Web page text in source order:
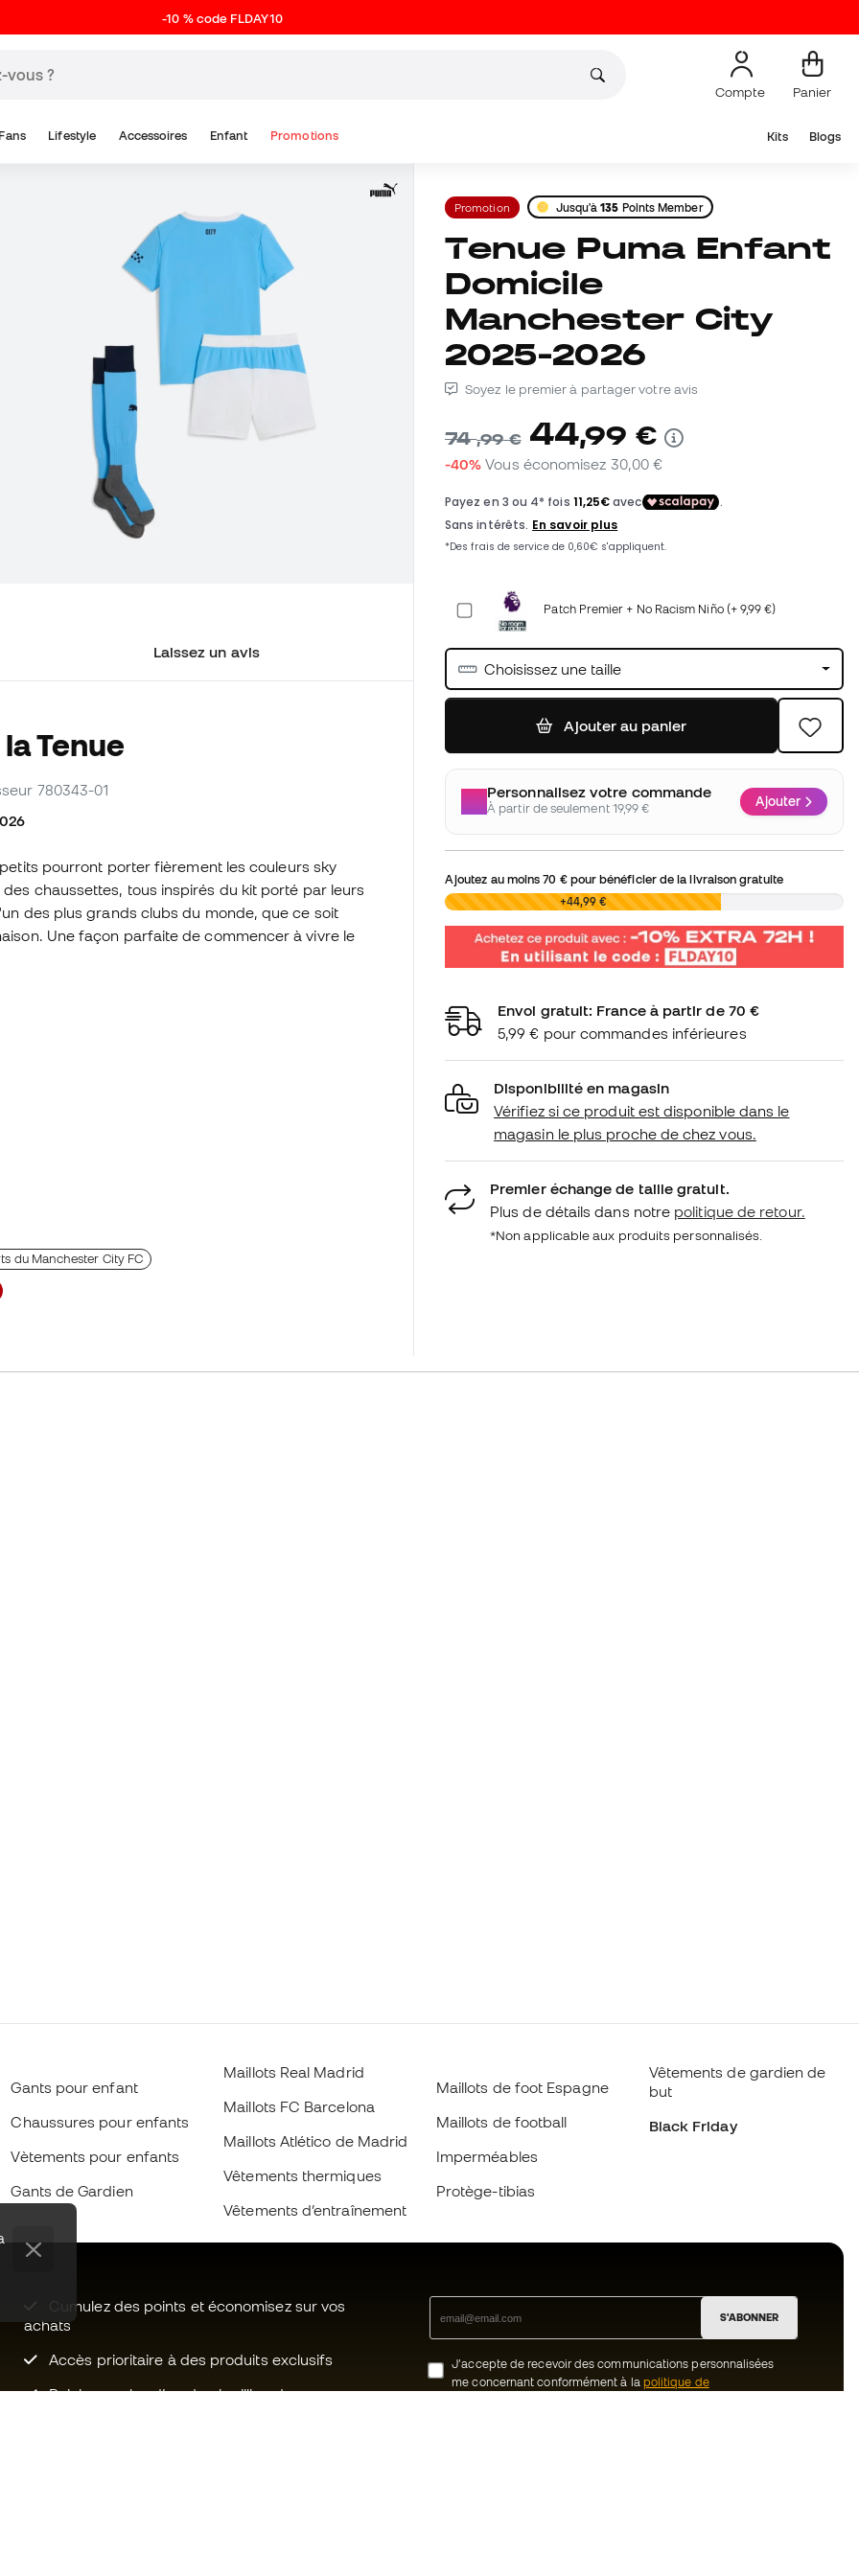
-10 % code FLDAY10
Compte Panier
Fans Lifestyle Accessoires Enfant Promotions Kits Blogs
Laissez un avis
Tenue
780343-01
pourront porter fièrement les couleurs sky
chaussettes, tous inspirés du kit porté par leurs
des plus grands clubs du monde, que ce soit
Une façon parfaite de commencer à vivre le
du Manchester City FC
Promotion Jusqu'à135 Points Member
Tenue Puma Enfant
Domicile
Manchester City
2025-2026
Soyez le premier à partager votre avis
74,99 € 44,99 €
-40% Vous économisez 30,00 €
Patch Premier + No Racism Niño (+ 9,99 €)
Choisissez une taille
Ajouter au panier
Personnalisez votre commande
À partir de seulement 19,99 € Ajouter
Ajoutez au moins70 €pour bénéficier de la livraison gratuite
0,00 € +44,99 €
Envoi gratuit: France à partir de 70 €
5,99 € pour commandes inférieures
Disponibilité en magasin
Vérifiez si ce produit est disponible dans le
magasin le plus proche de chez vous.
Premier échange de taille gratuit.
Plus de détails dans notre politique de retour.
*Non applicable aux produits personnalisés.
Gants pour enfant
Chaussures pour enfants
Vètements pour enfants
Gants de Gardien
Maillots Real Madrid
Maillots FC Barcelona
Maillots Atlético de Madrid
Vêtements thermiques
Vêtements d’entraînement
Maillots de foot Espagne
Maillots de football
Imperméables
Protège-tibias
Vêtements de gardien de
but
Black Friday
Cumulez des points et économisez sur vos
achats
Accès prioritaire à des produits exclusifs
Rejoignez plus d’un demi-million de
S'ABONNER
J’accepte de recevoir des communications personnalisées
me concernant conformément à la politique de